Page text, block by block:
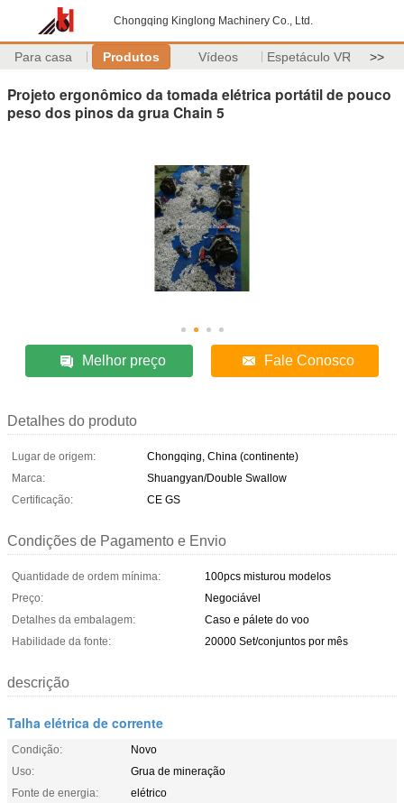
Chongqing Kinglong Machinery Co., Ltd.
Para casa Produtos Vídeos Espetáculo VR >>
Projeto ergonômico da tomada elétrica portátil de pouco
peso dos pinos da grua Chain 5
Melhor preço Fale Conosco
Detalhes do produto
Lugar de origem:
Chongqing, China (continente)
Marca:
Shuangyan/Double Swallow
Certificação:
CE GS
Condições de Pagamento e Envio
Quantidade de ordem mínima:
100pcs misturou modelos
Preço:
Negociável
Detalhes da embalagem:
Caso e pálete do voo
Habilidade da fonte:
20000 Set/conjuntos por mês
descrição
Talha elétrica de corrente
Condição:
Novo
Uso:
Grua de mineração
Fonte de energia:
elétrico